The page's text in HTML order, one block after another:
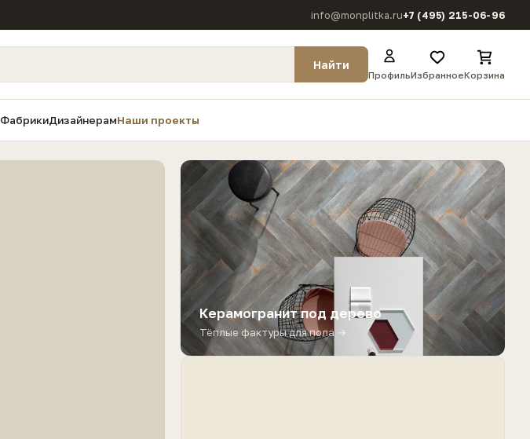
info@monplitka.ru+7 (495) 215-06-96
Найти
ПрофильИзбранноеКорзина
ФабрикиДизайнерамНаши проекты
Керамогранит под дерево
Тёплые фактуры для пола →